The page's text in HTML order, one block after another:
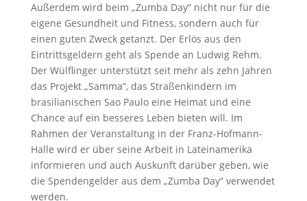
Außerdem wird beim „Zumba Day“ nicht nur für die
eigene Gesundheit und Fitness, sondern auch für
einen guten Zweck getanzt. Der Erlös aus den
Eintrittsgeldern geht als Spende an Ludwig Rehm.
Der Wülflinger unterstützt seit mehr als zehn Jahren
das Projekt „Samma“, das Straßenkindern im
brasilianischen Sao Paulo eine Heimat und eine
Chance auf ein besseres Leben bieten will. Im
Rahmen der Veranstaltung in der Franz-Hofmann-
Halle wird er über seine Arbeit in Lateinamerika
informieren und auch Auskunft darüber geben, wie
die Spendengelder aus dem „Zumba Day“ verwendet
werden.